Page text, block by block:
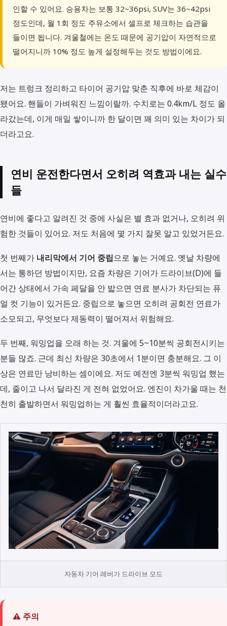
인할 수 있어요. 승용차는 보통 32~36psi, SUV는 36~42psi
정도인데, 월 1회 정도 주유소에서 셀프로 체크하는 습관을
들이면 됩니다. 겨울철에는 온도 때문에 공기압이 자연적으로
떨어지니까 10% 정도 높게 설정해두는 것도 방법이에요.
저는 트렁크 정리하고 타이어 공기압 맞춘 직후에 바로 체감이
됐어요. 핸들이 가벼워진 느낌이랄까. 수치로는 0.4km/L 정도 올
라갔는데, 이게 매일 쌓이니까 한 달이면 꽤 의미 있는 차이가 되
더라고요.
연비 운전한다면서 오히려 역효과 내는 실수
들
연비에 좋다고 알려진 것 중에 사실은 별 효과 없거나, 오히려 위
험한 것들이 있어요. 저도 처음에 몇 가지 잘못 알고 있었거든요.
첫 번째가 내리막에서 기어 중립으로 놓는 거예요. 옛날 차량에
서는 통하던 방법이지만, 요즘 차량은 기어가 드라이브(D)에 들
어간 상태에서 가속 페달을 안 밟으면 연료 분사가 차단되는 퓨
얼 컷 기능이 있거든요. 중립으로 놓으면 오히려 공회전 연료가
소모되고, 무엇보다 제동력이 떨어져서 위험해요.
두 번째, 워밍업을 오래 하는 것. 겨울에 5~10분씩 공회전시키는
분들 많죠. 근데 최신 차량은 30초에서 1분이면 충분해요. 그 이
상은 연료만 낭비하는 셈이에요. 저도 예전엔 3분씩 워밍업 했는
데, 줄이고 나서 달라진 게 전혀 없었어요. 엔진이 차가울 때는 천
천히 출발하면서 워밍업하는 게 훨씬 효율적이더라고요.
자동차 기어 레버가 드라이브 모드
⚠️ 주의